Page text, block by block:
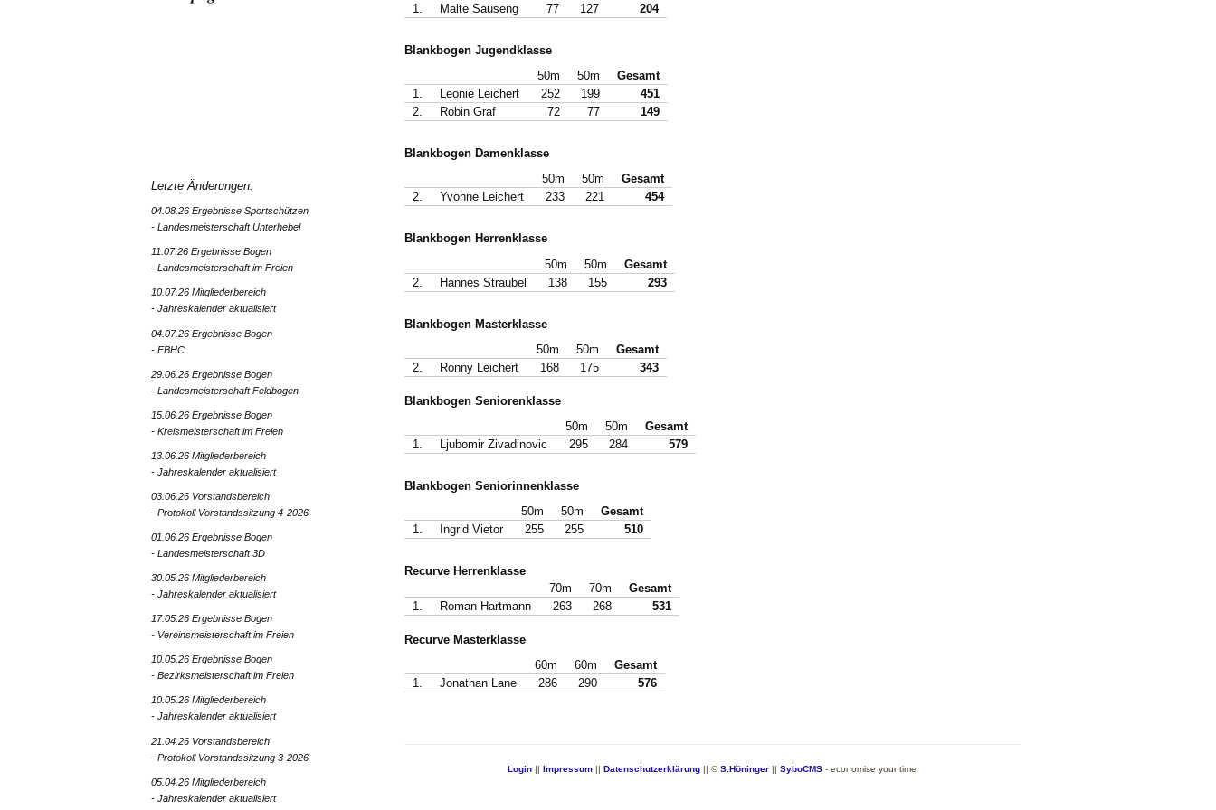
1. Malte Sauseng 77 127 204
Blankbogen Jugendklasse
50m
50m
Gesamt
1.
Leonie Leichert 252 199
451
2.
Robin Graf 72 77 149
Blankbogen Damenklasse
50m
50m
Gesamt
2.
Yvonne Leichert 233 221 454
Blankbogen Herrenklasse
50m
50m
Gesamt
2.
Hannes Straubel 138 155 293
Blankbogen Masterklasse
50m
50m
Gesamt
2.
Ronny Leichert 168 175 343
Blankbogen Seniorenklasse
50m
50m
Gesamt
1.
Ljubomir Zivadinovic 295 284 579
Blankbogen Seniorinnenklasse
50m
50m
Gesamt
1.
Ingrid Vietor 255 255 510
Recurve Herrenklasse
70m
70m
Gesamt
1.
Roman Hartmann 263 268 531
Recurve Masterklasse
60m
60m
Gesamt
1.
Jonathan Lane 286 290 576
Login || Impressum || Datenschutzerklärung || ©S.Höninger || SyboCMS - economise your time
Letzte Änderungen:
04.08.26 Ergebnisse Sportschützen
- Landesmeisterschaft Unterhebel
11.07.26 Ergebnisse Bogen
- Landesmeisterschaft im Freien
10.07.26 Mitgliederbereich
- Jahreskalender aktualisiert
04.07.26 Ergebnisse Bogen
- EBHC
29.06.26 Ergebnisse Bogen
- Landesmeisterschaft Feldbogen
15.06.26 Ergebnisse Bogen
- Kreismeisterschaft im Freien
13.06.26 Mitgliederbereich
- Jahreskalender aktualisiert
03.06.26 Vorstandsbereich
- Protokoll Vorstandssitzung 4-2026
01.06.26 Ergebnisse Bogen
- Landesmeisterschaft 3D
30.05.26 Mitgliederbereich
- Jahreskalender aktualisiert
17.05.26 Ergebnisse Bogen
- Vereinsmeisterschaft im Freien
10.05.26 Ergebnisse Bogen
- Bezirksmeisterschaft im Freien
10.05.26 Mitgliederbereich
- Jahreskalender aktualisiert
21.04.26 Vorstandsbereich
- Protokoll Vorstandssitzung 3-2026
05.04.26 Mitgliederbereich
- Jahreskalender aktualisiert